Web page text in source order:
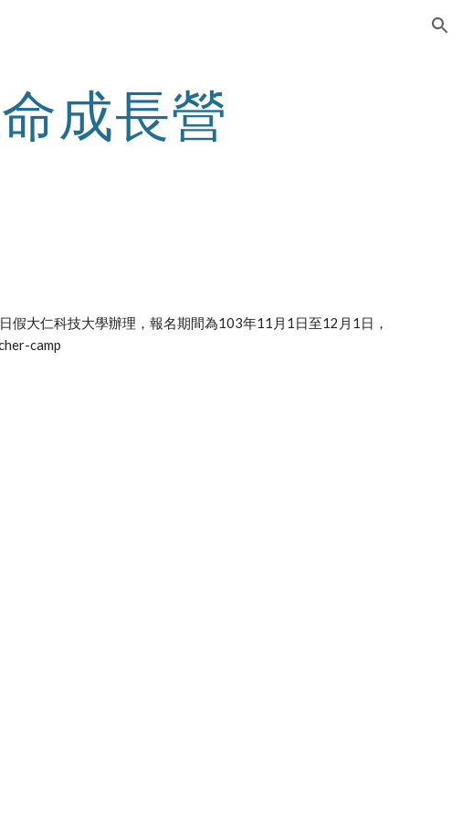
成長營
大仁科技大學辦理，報名期間為103年11月1日至12月1日，
camp